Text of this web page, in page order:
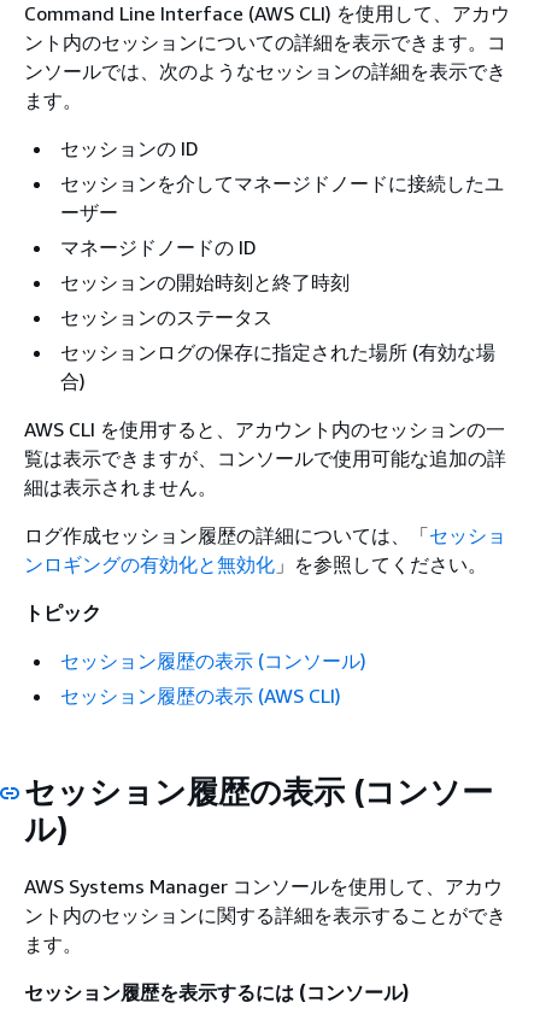
Command Line Interface (AWS CLI) を使用して、アカウ
ント内のセッションについての詳細を表示できます。コ
ンソールでは、次のようなセッションの詳細を表示でき
ます。
セッションの ID
セッションを介してマネージドノードに接続したユ
ーザー
マネージドノードの ID
セッションの開始時刻と終了時刻
セッションのステータス
セッションログの保存に指定された場所 (有効な場
合)
AWS CLI を使用すると、アカウント内のセッションの一
覧は表示できますが、コンソールで使用可能な追加の詳
細は表示されません。
ログ作成セッション履歴の詳細については、「セッショ
ンロギングの有効化と無効化 」を参照してください。
トピック
セッション履歴の表示 (コンソール)
セッション履歴の表示 (AWS CLI)
セッション履歴の表示 (コンソー
ル)
AWS Systems Manager コンソールを使用して、アカウ
ント内のセッションに関する詳細を表示することができ
ます。
セッション履歴を表示するには (コンソール)